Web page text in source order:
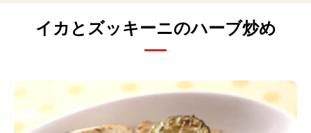
イカとズッキーニのハーブ炒め